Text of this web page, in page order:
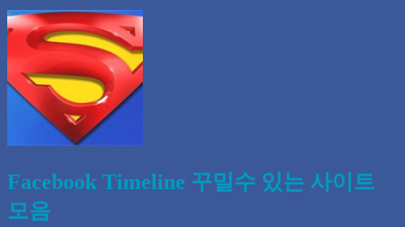
Facebook Timeline 꾸밀수 있는 사이트
모음